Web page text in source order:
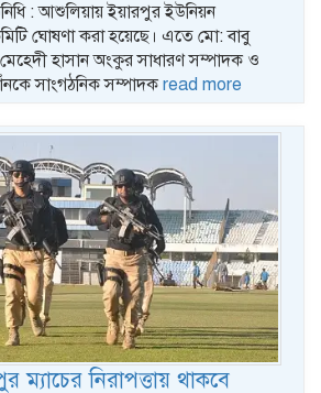
: আশুলিয়ায় ইয়ারপুর ইউনিয়ন
ঘোষণা করা হয়েছে। এতে মো: বাবু
হাসান অংকুর সাধারণ সম্পাদক ও
সাংগঠনিক সম্পাদকread more
ম্যাচের নিরাপত্তায় থাকবে